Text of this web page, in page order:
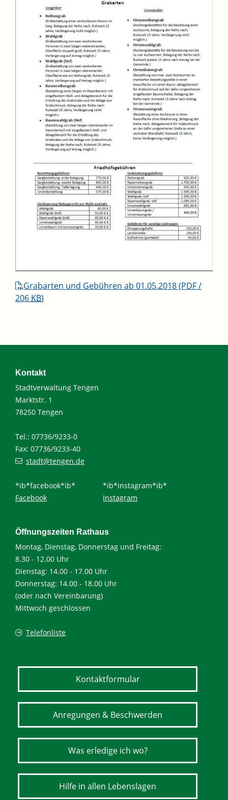
Grabarten und Gebühren ab 01.05.2018(PDF /
206 KB)
Kontakt
Stadtverwaltung Tengen
Marktstr. 1
78250 Tengen
Tel.: 07736/9233-0
Fax: 07736/9233-40
stadt@tengen.de
*ib*facebook*ib*
Facebook
*ib*instagram*ib*
Instagram
Öffnungszeiten Rathaus
Montag, Dienstag, Donnerstag und Freitag:
8.30 - 12.00 Uhr
Dienstag: 14.00 - 17.00 Uhr
Donnerstag: 14.00 - 18.00 Uhr
(oder nach Vereinbarung)
Mittwoch geschlossen
Telefonliste
Kontaktformular
Anregungen & Beschwerden
Was erledige ich wo?
Hilfe in allen Lebenslagen